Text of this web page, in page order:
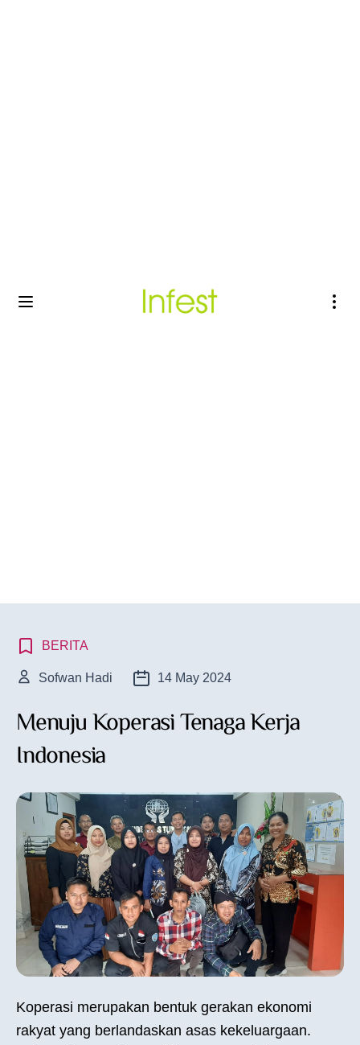
BERITA
Sofwan Hadi 14 May 2024
Menuju Koperasi Tenaga Kerja
Indonesia
Koperasi merupakan bentuk gerakan ekonomi
rakyat yang berlandaskan asas kekeluargaan.